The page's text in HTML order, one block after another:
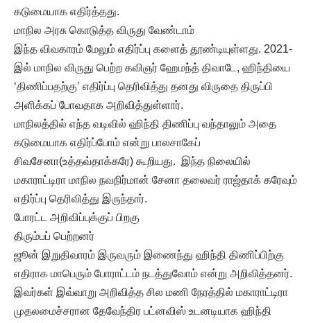
கடுமையாக எதிர்த்தது.
மாநில அரசு கொடுத்த விருது வேண்டாம்
இந்த விவகாரம் மேலும் எதிர்ப்பு களைத் தூண்டியுள்ளது. 2021-
இல் மாநில விருது பெற்ற கவிஞர் ஹேமந்த் திவாடே, ஹிந்தியை
‘திணிப்பதற்கு’ எதிர்ப்பு தெரிவித்து தனது விருதை திருப்பி
அளிக்கப் போவதாக அறிவித்துள்ளார்.
மாநிலத்தில் எந்த வடிவில் ஹிந்தி திணிப்பு வந்தாலும் அதை
கடுமையாக எதிர்ப்போம் என்று பாலசாகேப்
சிவசேனா(உத்தவ்தாக்கரே) கூறியது. இந்த நிலையில்
மகாராட்டிரா மாநில நவநிர்மான் சேனா தலைவர் ராஜ்தாக் கரேவும்
எதிர்ப்பு தெரிவித்து இருந்தார்.
போரட்ட அறிவிப்புக்குப் பிறகு
திரும்பப் பெற்றனர்
ஜூன் இறுதிவாரம் இருவரும் இணைந்து ஹிந்தி திணிப்பிற்கு
எதிராக மாபெரும் போராட்டம் நடத்துவோம் என்று அறிவித்தனர்.
இவர்கள் இவ்வாறு அறிவித்த சில மணி நேரத்தில் மகாராட்டிரா
முதலமைச்சரான தேவேந்திர பட்னவிஸ் உடனடியாக ஹிந்தி